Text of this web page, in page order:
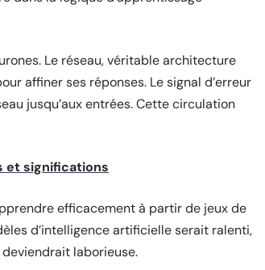
Le réseau, véritable architecture
affiner ses réponses. Le signal d’erreur
jusqu’aux entrées. Cette circulation
et significations
efficacement à partir de jeux de
d’intelligence artificielle serait ralenti,
laborieuse.